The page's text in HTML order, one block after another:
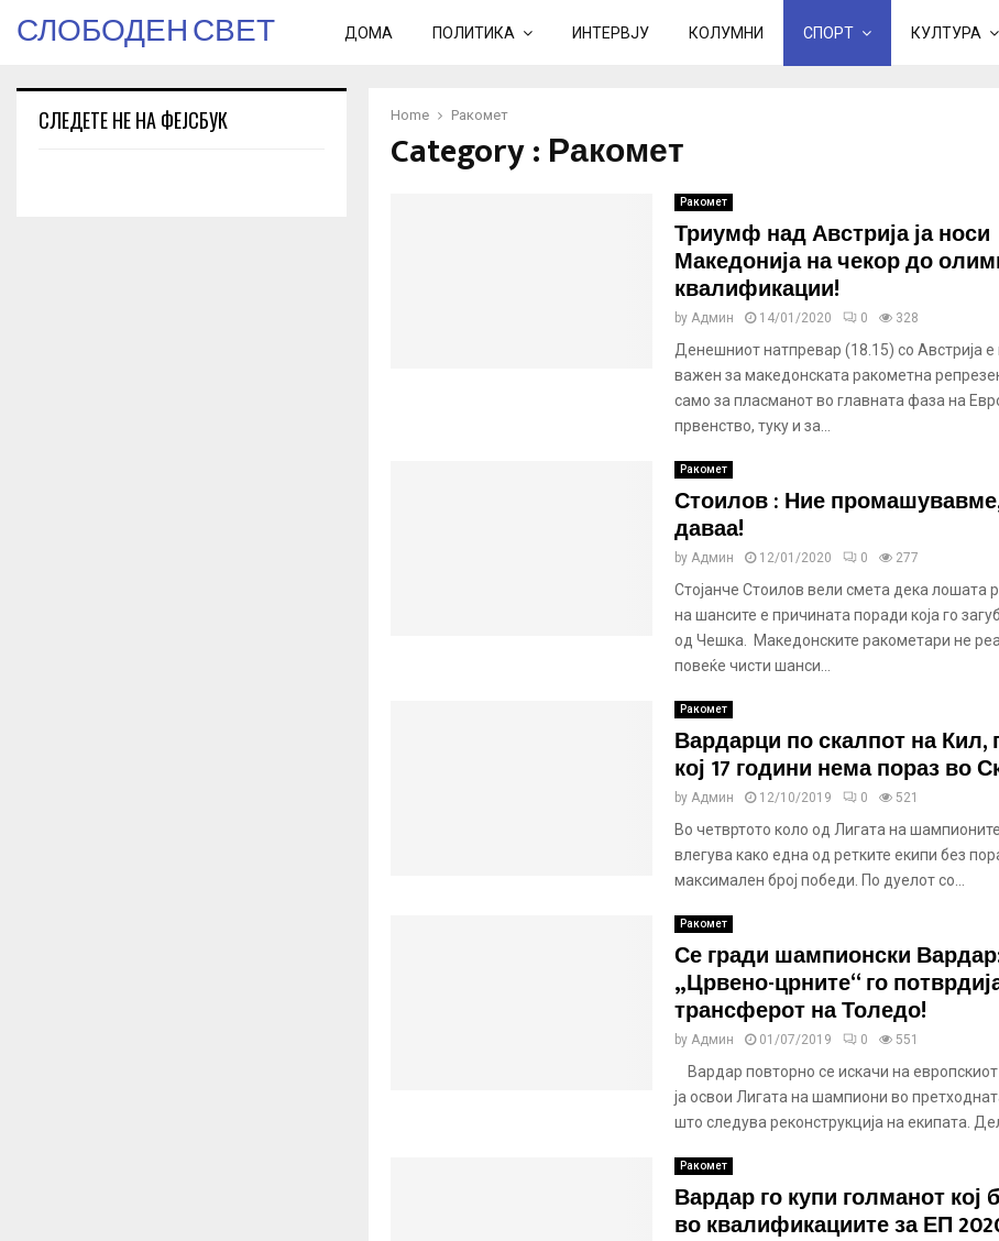
СЛОБОДЕН СВЕТ ДОМА ПОЛИТИКА ИНТЕРВЈУ КОЛУМНИ СПОРТ КУЛТУРА
Home Ракомет
Category : Ракомет
Ракомет
Триумф над Австрија ја носи
Македонија на чекор до
квалификации!
by Админ 14/01/2020 0 328
Денешниот натпревар (18.15) со Австрија е
важен за македонската ракометна
само за пласманот во главната фаза на
првенство, туку и за...
Ракомет
Стоилов : Ние
даваа!
by Админ 12/01/2020 0 277
Стојанче Стоилов вели смета дека лошата
на шансите е причината поради која го
од Чешка. Македонските ракометари не
повеќе чисти шанси...
Ракомет
Вардарци по скалпот на Кил,
кој 17 години нема пораз во
by Админ 12/10/2019 0 521
Во четвртото коло од Лигата на
влегува како една од ретките екипи без
максимален број победи. По дуелот со...
Ракомет
Се гради шампионски
„Црвено-црните“ го
трансферот на Толедо!
by Админ 01/07/2019 0 551
Вардар повторно се искачи на европскиот
ја освои Лигата на шампиони во
што следува реконструкција на екипата.
Ракомет
Вардар го купи голманот кој
во квалификациите за ЕП
СЛЕДЕТЕ НЕ НА ФЕЈСБУК